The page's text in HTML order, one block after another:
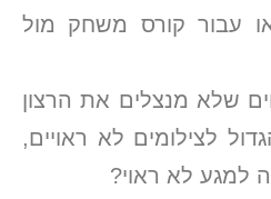
או עבור קורס משחק מול
שלא מנצלים את הרצון
לצילומים לא ראויים,
למגע לא ראוי?